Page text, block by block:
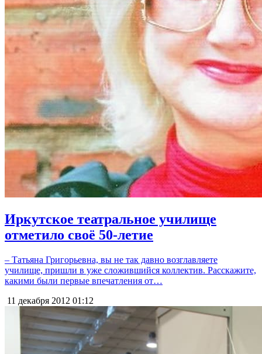
Иркутское театральное училище
отметило своё 50-летие
– Татьяна Григорьевна, вы не так давно возглавляете
училище, пришли в уже сложившийся коллектив. Расскажите,
какими были первые впечатления от…
11 декабря 2012 01:12